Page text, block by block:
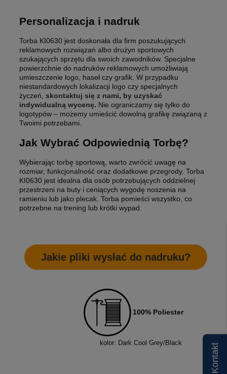
Personalizacja i nadruk
Torba KI0630 jest doskonała dla firm poszukujących
reklamowych rozwiązań albo drużyn sportowych
szukających sprzętu dla swoich zawodników. Specjalne
powierzchnie do nadruków reklamowych umożliwiają
umieszczenie logo, haseł czy grafik. W przypadku
niestandardowych lokalizacji logo czy specjalnych
życzeń, skontaktuj się z nami, by uzyskać
indywidualną wycenę. Nie ograniczamy się tylko do
logotypów – możemy umieścić dowolną grafikę związaną z
Twoimi potrzebami.
Jak Wybrać Odpowiednią Torbę?
Wybierając torbę sportową, warto zwrócić uwagę na
rozmiar, funkcjonalność oraz dodatkowe przegrody. Torba
KI0630 jest idealna dla osób potrzebujących oddzielnej
przestrzeni na buty i ceniących wygodę noszenia na
ramieniu lub jako plecak. Torba pomieści wszystko, co
potrzebne na trening lub krótki wypad.
Jakie pliki wysłać do nadruku?
100% Poliester
kolor: Dark Cool Grey/Black Kontakt